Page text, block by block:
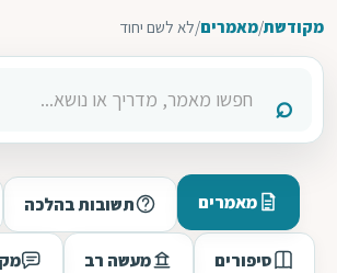
מקודשת/מאמרים/לא לשם יחוד
מאמרים תשובות בהלכה
סיפורים מעשה רב